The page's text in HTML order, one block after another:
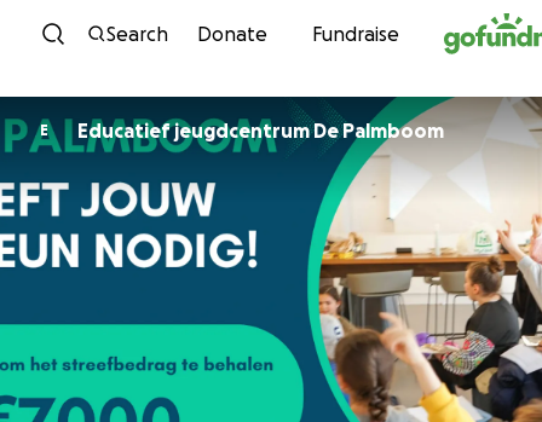
Skip to content
Search Donate Fundraise
E Educatief jeugdcentrum De Palmboom